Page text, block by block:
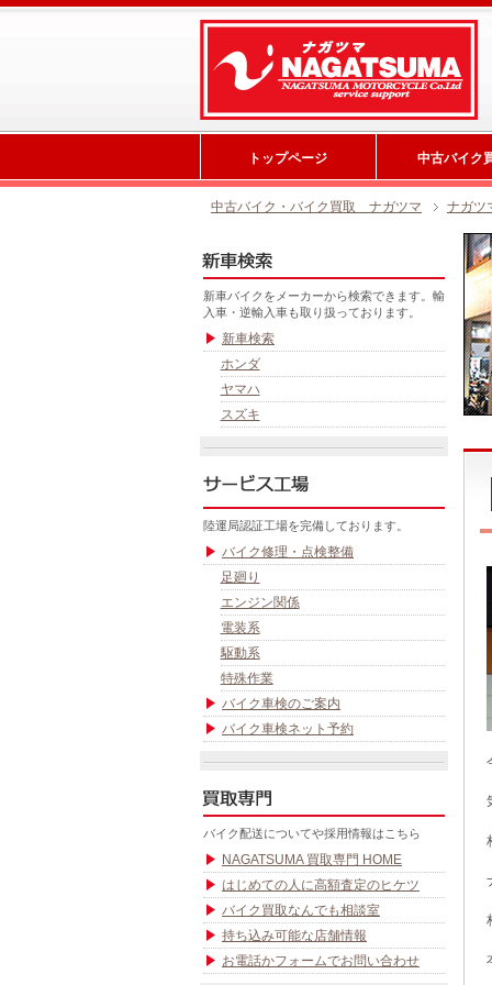
トップページ 中古バイク
中古バイク・バイク買取 ナガツマ ナガツ
新車バイクをメーカーから検索できます。輸
入車・逆輸入車も取り扱っております。
新車検索
ホンダ
ヤマハ
スズキ
陸運局認証工場を完備しております。
バイク修理・点検整備
足廻り
エンジン関係
電装系
駆動系
特殊作業
バイク車検のご案内
バイク車検ネット予約
バイク配送についてや採用情報はこちら
NAGATSUMA 買取専門 HOME
はじめての人に高額査定のヒケツ
バイク買取なんでも相談室
持ち込み可能な店舗情報
お電話かフォームでお問い合わせ